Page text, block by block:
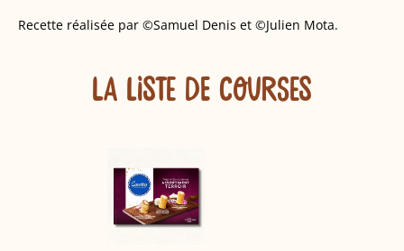
Recette réalisée par ©Samuel Denis et ©Julien Mota.
LA LISTE DE COURSES